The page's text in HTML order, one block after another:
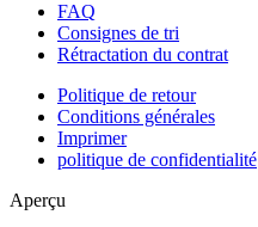
FAQ
Consignes de tri
Rétractation du contrat
Politique de retour
Conditions générales
Imprimer
politique de confidentialité
Aperçu